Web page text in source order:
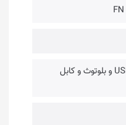
باسیم و بـی‌سیم @ دانگل USB و بلوتوث و کابل